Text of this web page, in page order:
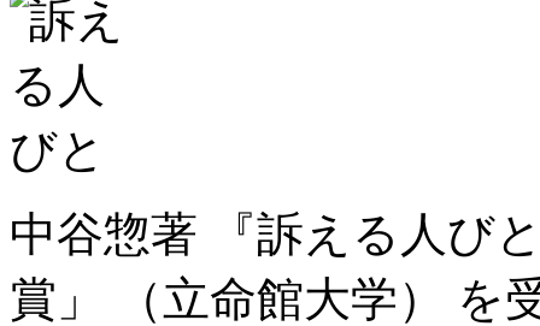
中谷惣著 『訴える人び
賞」 （立命館大学） を